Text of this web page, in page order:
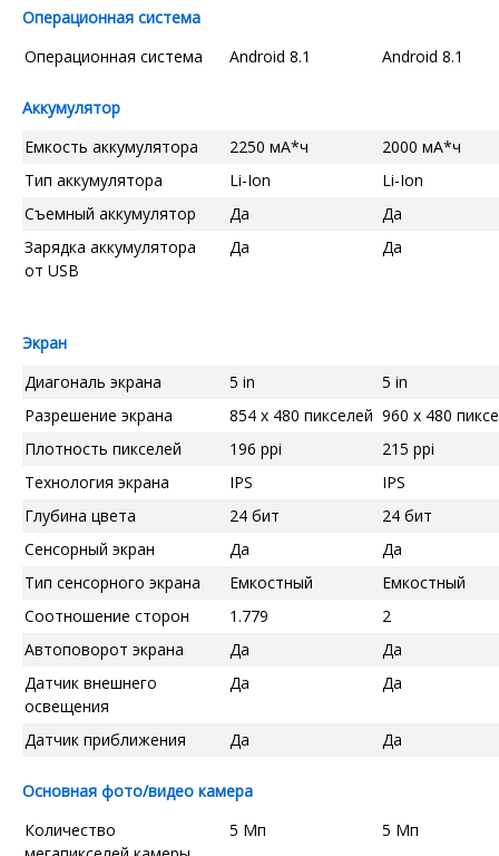
Операционная система
Операционная система
Android 8.1 Android 8.1
Аккумулятор
Емкость аккумулятора
2250 мА*ч
2000 мА*ч
Тип аккумулятора
Li-Ion
Li-Ion
Съемный аккумулятор
Да
Да
Зарядка аккумулятора
от USB
Да Да
Экран
Диагональ экрана
5 in
5 in
Разрешение экрана
854 x 480 пикселей 960 x 480
Плотность пикселей
196 ppi
215 ppi
Технология экрана
IPS
IPS
Глубина цвета
24 бит
24 бит
Сенсорный экран
Да
Да
Тип сенсорного экрана
Емкостный
Емкостный
Соотношение сторон
1.779
2
Автоповорот экрана
Да
Да
Датчик внешнего
освещения
Да Да
Датчик приближения Да Да
Основная фото/видео камера
Количество
5 Мп 5 Мп